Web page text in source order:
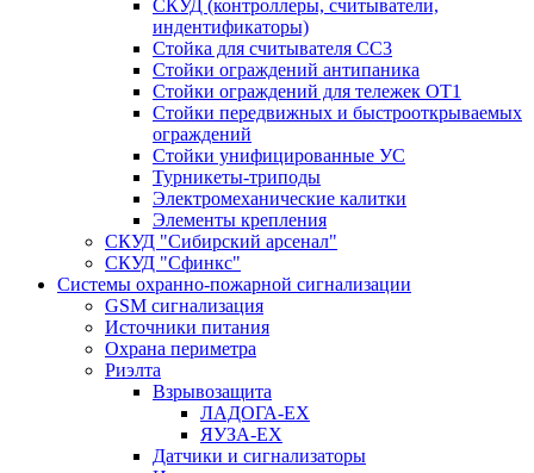
СКУД (контроллеры, считыватели,
индентификаторы)
Стойка для считывателя СС3
Стойки ограждений антипаника
Стойки ограждений для тележек ОТ1
Стойки передвижных и быстрооткрываемых
ограждений
Стойки унифицированные УС
Турникеты-триподы
Электромеханические калитки
Элементы крепления
СКУД "Сибирский арсенал"
СКУД "Сфинкс"
Системы охранно-пожарной сигнализации
GSM сигнализация
Источники питания
Охрана периметра
Риэлта
Взрывозащита
ЛАДОГА-EX
ЯУЗА-ЕХ
Датчики и сигнализаторы